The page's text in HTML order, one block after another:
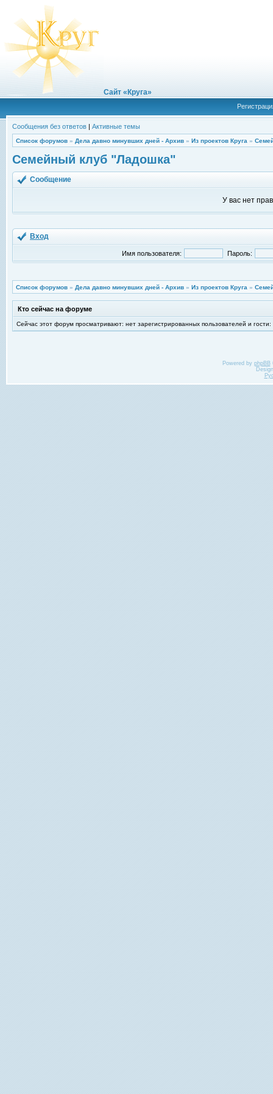
Сайт «Круга»
Сообщения без ответов | Активные темы
Список форумов » Дела давно минувших дней - Архив » Из проектов Круга »
Семейный клуб "Ладошка"
Сообщение
У вас нет
Вход
Имя пользователя: Пароль:
Список форумов » Дела давно минувших дней - Архив » Из проектов Круга »
Кто сейчас на форуме
Сейчас этот форум просматривают: нет зарегистрированных пользователей и гости:
Powered by phpBB